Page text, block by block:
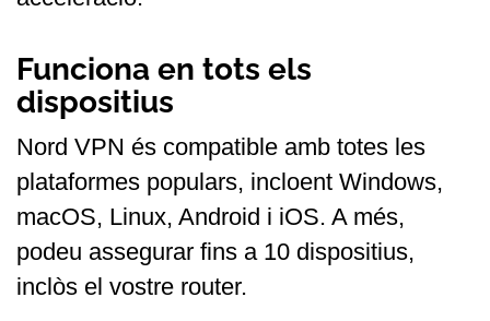
Funciona en tots els
dispositius
Nord VPN és compatible amb totes les
plataformes populars, incloent Windows,
macOS, Linux, Android i iOS. A més,
podeu assegurar fins a 10 dispositius,
inclòs el vostre router.